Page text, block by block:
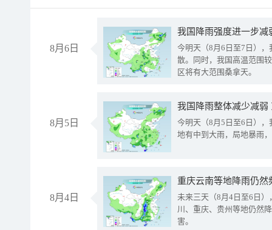
8月6日
今明天（8月6日至7日）
散。同时，我国高温范围
区将有大范围桑拿天。
8月5日
我国降雨整体减少减弱
今明天（8月5日至6日）
地有中到大雨，局地暴雨
8月4日
重庆云南等地降雨仍然
未来三天（8月4日至6日
川、重庆、贵州等地仍然
害。